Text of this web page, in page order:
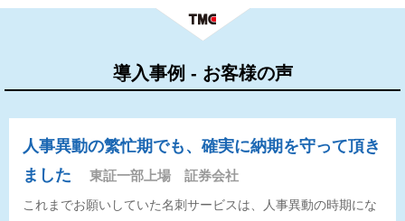
人事異動の繁忙期でも、確実に納期を守って頂き
ました
東証一部上場 証券会社
これまでお願いしていた名刺サービスは、人事異動の時期にな